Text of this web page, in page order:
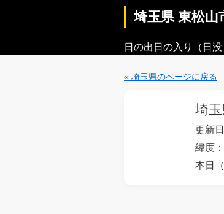
埼玉県 東松
日の出日の入り（日
« 埼玉県のページに戻る
埼
更新
緯度
本日